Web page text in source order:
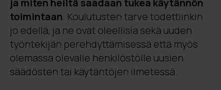
ja miten heiltä saadaan tukea käytännön
toimintaan. Koulutusten tarve todettiinkin
jo edellä, ja ne ovat oleellisia sekä uuden
työntekijän perehdyttämisessä että myös
olemassa olevalle henkilöstölle uusien
säädösten tai käytäntöjen ilmetessä.